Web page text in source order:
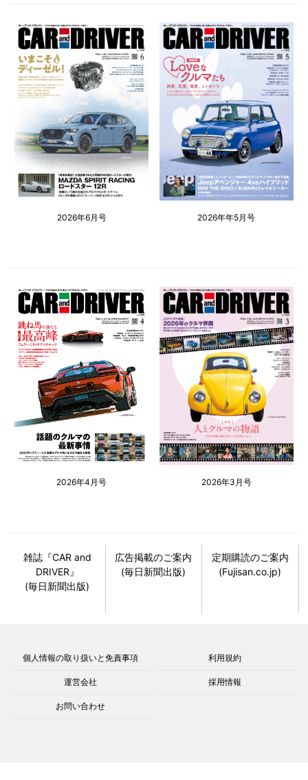
2026年6月号 2026年年5月号
2026年4月号 2026年3月号
雑誌『CAR and
DRIVER』
(毎日新聞出版)
広告掲載のご案内
(毎日新聞出版)
定期購読のご案内
(Fujisan.co.jp)
個人情報の取り扱いと免責事項 利用規約
運営会社 採用情報
お問い合わせ